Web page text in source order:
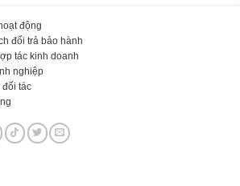
động
đổi trả bảo hành
tác kinh doanh
nghiệp
tác